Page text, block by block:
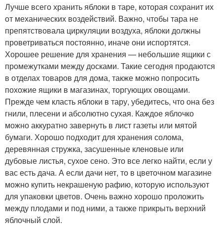
Лучше всего хранить яблоки в таре, которая сохранит их
от механических воздействий. Важно, чтобы тара не
препятствовала циркуляции воздуха, яблоки должны
проветриваться постоянно, иначе они испортятся.
Хорошее решение для хранения — небольшие ящики с
промежутками между досками. Такие сегодня продаются
в отделах товаров для дома, также можно попросить
похожие ящики в магазинах, торгующих овощами.
Прежде чем класть яблоки в тару, убедитесь, что она без
гнили, плесени и абсолютно сухая. Каждое яблочко
можно аккуратно завернуть в лист газеты или мятой
бумаги. Хорошо подходит для хранения солома,
деревянная стружка, засушенные кленовые или
дубовые листья, сухое сено. Это все легко найти, если у
вас есть дача. А если дачи нет, то в цветочном магазине
можно купить некрашеную рафию, которую используют
для упаковки цветов. Очень важно хорошо проложить
между плодами и под ними, а также прикрыть верхний
яблочный слой.